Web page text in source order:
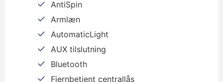
AntiSpin
Armlæn
AutomaticLight
AUX tilslutning
Bluetooth
Fjernbetjent centrallås